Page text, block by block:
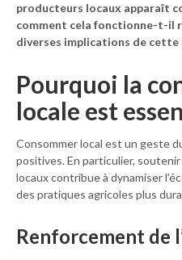
producteurs locaux apparaît
comment cela fonctionne-t-il
diverses implications de cette
Pourquoi la
locale est
Consommer local est un geste
positives. En particulier, soutenir
locaux contribue à dynamiser
des pratiques agricoles plus
Renforcement de